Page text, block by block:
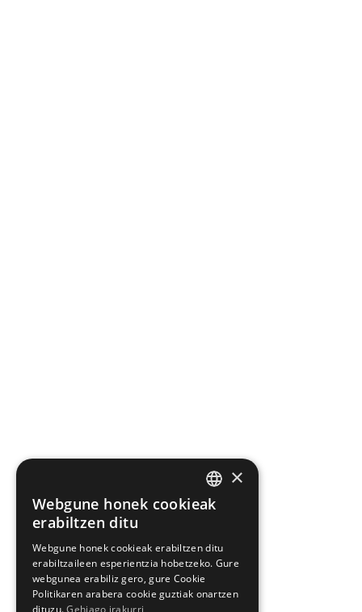
BASQUE
×
Webgune honek cookieak
erabiltzen ditu
Webgune honek cookieak erabiltzen ditu
erabiltzaileen esperientzia hobetzeko. Gure
webgunea erabiliz gero, gure Cookie
Politikaren arabera cookie guztiak onartzen
dituzu. Gehiago irakurri